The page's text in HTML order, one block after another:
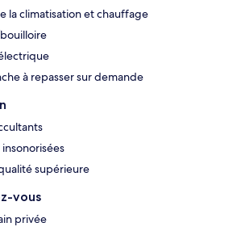
la climatisation et chauffage
à repasser sur demande
supérieure
vous
privée